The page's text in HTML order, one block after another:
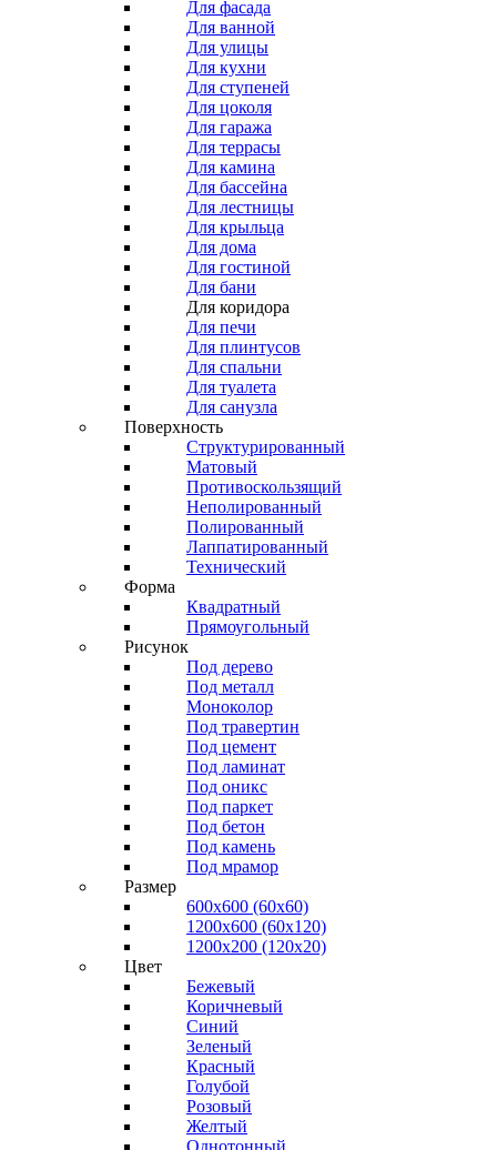
Для фасада
Для ванной
Для улицы
Для кухни
Для ступеней
Для цоколя
Для гаража
Для террасы
Для камина
Для бассейна
Для лестницы
Для крыльца
Для дома
Для гостиной
Для бани
Для коридора
Для печи
Для плинтусов
Для спальни
Для туалета
Для санузла
Поверхность
Структурированный
Матовый
Противоскользящий
Неполированный
Полированный
Лаппатированный
Технический
Форма
Квадратный
Прямоугольный
Рисунок
Под дерево
Под металл
Моноколор
Под травертин
Под цемент
Под ламинат
Под оникс
Под паркет
Под бетон
Под камень
Под мрамор
Размер
600х600 (60х60)
1200х600 (60х120)
1200х200 (120x20)
Цвет
Бежевый
Коричневый
Синий
Зеленый
Красный
Голубой
Розовый
Желтый
Однотонный